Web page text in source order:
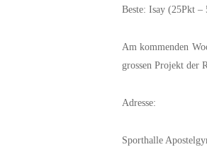
Beste: Isay (25Pkt –
Am kommenden
grossen Projekt der
Adresse:
Sporthalle